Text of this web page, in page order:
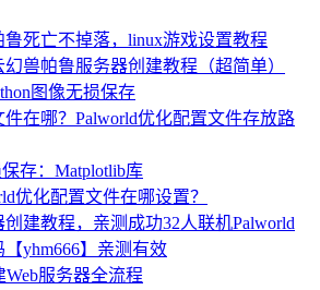
死亡不掉落，linux游戏设置教程
幻兽帕鲁服务器创建教程（超简单）
图像无损保存
在哪？Palworld优化配置文件存放路
存：Matplotlib库
优化配置文件在哪设置？
建教程，亲测成功32人联机Palworld
【yhm666】亲测有效
Web服务器全流程